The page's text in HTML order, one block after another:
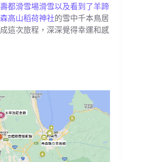
都滑雪場滑雪以及看到了羊蹄
高山稻荷神社的雪中千本鳥居
這次旅程，深深覺得幸運和感